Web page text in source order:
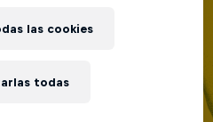
todas
las cookies